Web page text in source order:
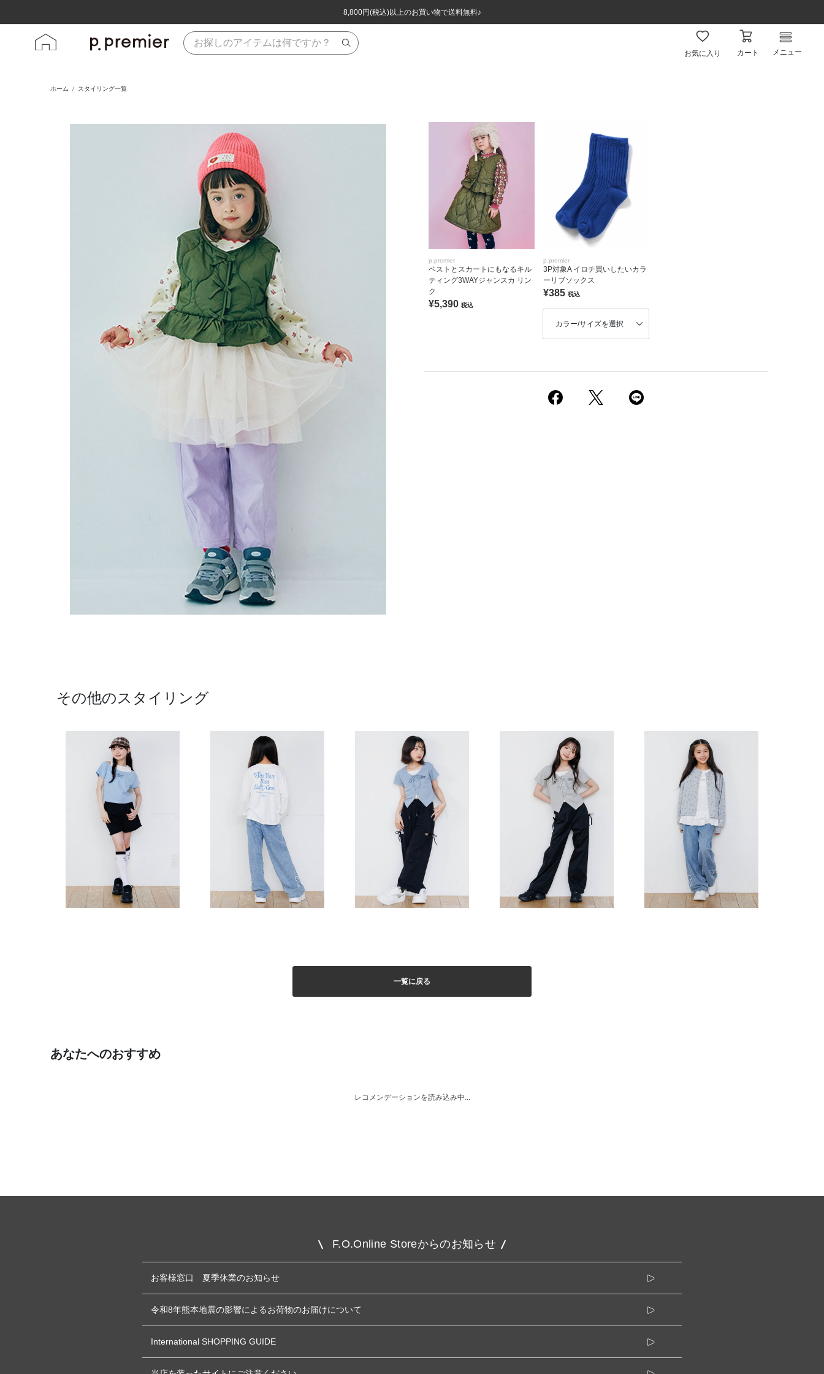
8,800円(税込)以上のお買い物で送料無料♪
ほぼ全品半額！！8/12(水)お昼12:59まで！！
8,800円(税込)以上のお買い物で送料無料♪
ほぼ全品半額！！8/12(水)お昼12:59まで！！
お気に入り カート メニュー
ホーム スタイリング一覧
p.premier
ベストとスカートにもなるキル
ティング3WAYジャンスカ リン
ク
¥5,390 税込
p.premier
3P対象A イロチ買いしたいカラ
ーリブソックス
¥385 税込
カラー/サイズを選択
その他のスタイリング
一覧に戻る
あなたへのおすすめ
レコメンデーションを読み込み中...
F.O.Online Storeからのお知らせ
お客様窓口 夏季休業のお知らせ
令和8年熊本地震の影響によるお荷物のお届けについて
International SHOPPING GUIDE